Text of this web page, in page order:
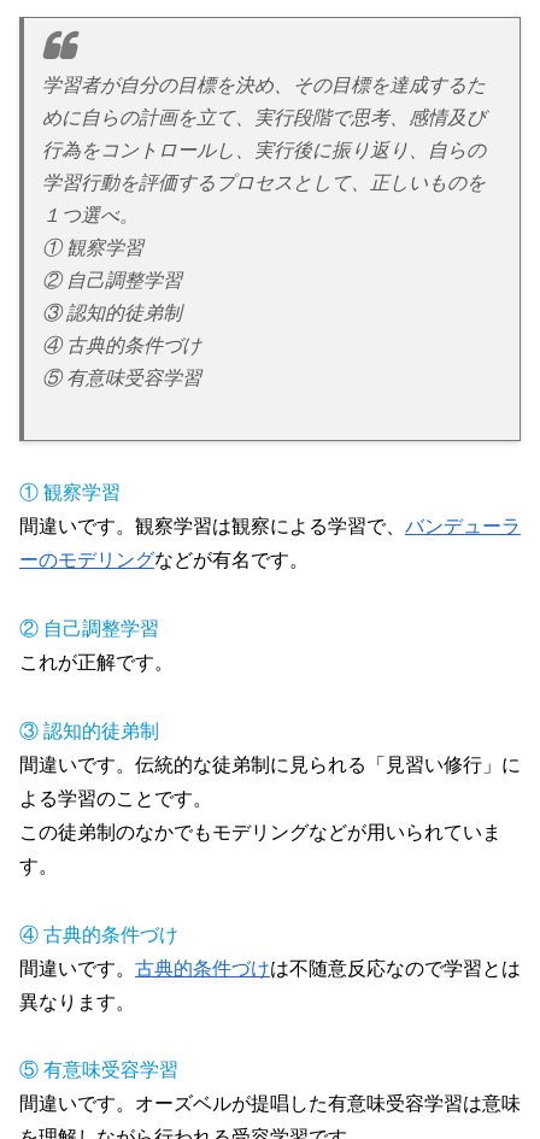
学習者が自分の目標を決め、その目標を達成するた
めに自らの計画を立て、実行段階で思考、感情及び
行為をコントロールし、実行後に振り返り、自らの
学習行動を評価するプロセスとして、正しいものを
１つ選べ。
① 観察学習
② 自己調整学習
③ 認知的徒弟制
④ 古典的条件づけ
⑤ 有意味受容学習
① 観察学習
間違いです。観察学習は観察による学習で、 バンデューラ
ーのモデリングなどが有名です。
② 自己調整学習
これが正解です。
③ 認知的徒弟制
間違いです。伝統的な徒弟制に見られる「見習い修行」に
よる学習のことです。
この徒弟制のなかでもモデリングなどが用いられていま
す。
④ 古典的条件づけ
間違いです。 古典的条件づけは不随意反応なので学習とは
異なります。
⑤ 有意味受容学習
間違いです。オーズベルが提唱した有意味受容学習は意味